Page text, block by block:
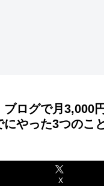
ブログで月3,000
にやった3つのこ
X